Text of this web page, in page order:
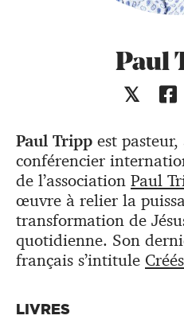
Paul
​Paul Tripp est
conférencier
de l’association Paul
œuvre à relier la
transformation de
quotidienne. Son
français s’intitule
LIVRES